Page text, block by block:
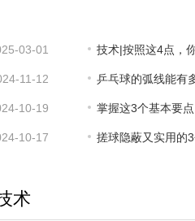
03-01
11-12
10-19
10-17
术